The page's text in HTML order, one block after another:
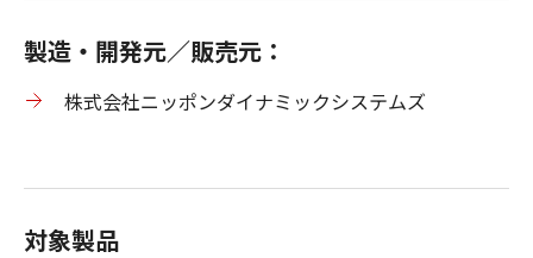
製造・開発元／販売元：
株式会社ニッポンダイナミックシステムズ
対象製品